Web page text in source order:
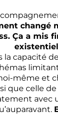
changé
Ça a mis
la capacité
même et
que celle
avec